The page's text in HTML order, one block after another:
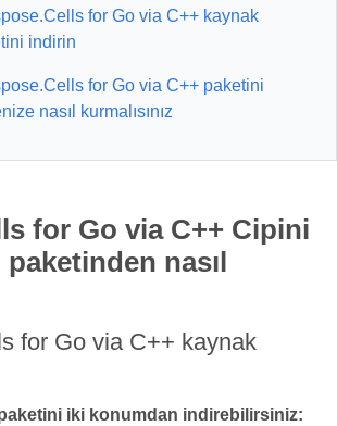
for Go via C++ kaynak
indirin
for Go via C++ paketini
nasıl kurmalısınız
for Go via C++ Cipini
nasıl
for Go via C++ kaynak
iki konumdan indirebilirsiniz: